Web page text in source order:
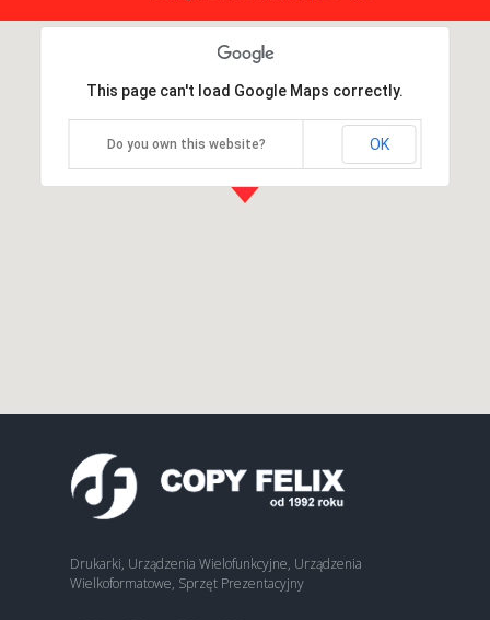
This page can't load Google Maps correctly.
Do you own this website? OK
Drukarki, Urządzenia Wielofunkcyjne, Urządzenia
Wielkoformatowe, Sprzęt Prezentacyjny